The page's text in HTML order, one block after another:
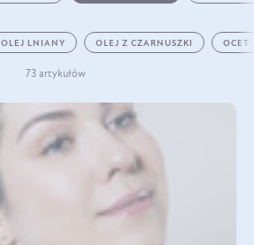
OLEJ LNIANY OLEJ Z CZARNUSZKI OCET
73 artykułów